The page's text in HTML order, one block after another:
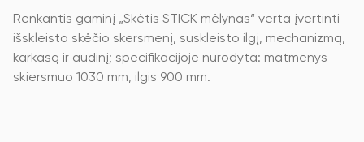
Renkantis gaminį „Skėtis STICK mėlynas“ verta įvertinti
išskleisto skėčio skersmenį, suskleisto ilgį, mechanizmą,
karkasą ir audinį; specifikacijoje nurodyta: matmenys –
skiersmuo 1030 mm, ilgis 900 mm.